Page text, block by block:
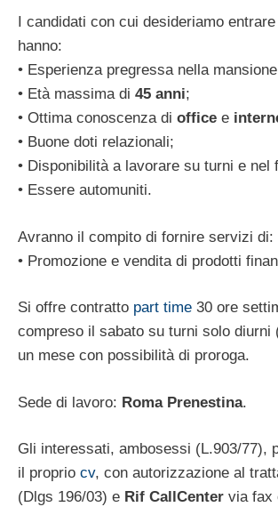
I candidati con cui desideriamo
hanno:
• Esperienza pregressa nella
• Età massima di 45 anni;
• Ottima conoscenza di office e
• Buone doti relazionali;
• Disponibilità a lavorare su turni e nel
• Essere automuniti.
Avranno il compito di fornire servizi di:
• Promozione e vendita di prodotti
Si offre contratto part time 30 ore
compreso il sabato su turni solo diurni
un mese con possibilità di proroga.
Sede di lavoro: Roma Prenestina.
Gli interessati, ambosessi (L.903/77),
il proprio cv, con autorizzazione al
(Dlgs 196/03) e Rif CallCenter via fax